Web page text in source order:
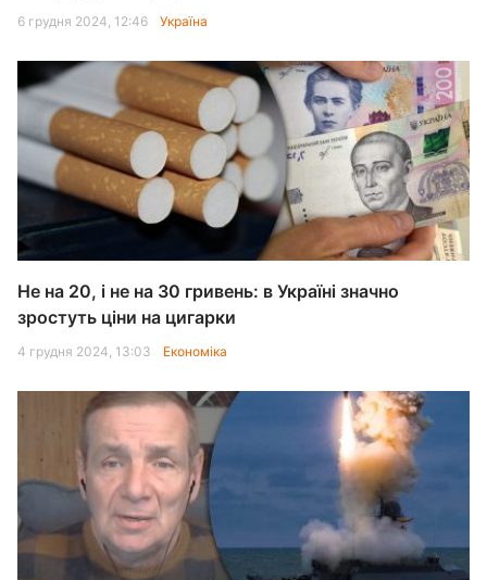
6 грудня 2024, 12:46 Україна
Не на 20, і не на 30 гривень: в Україні значно
зростуть ціни на цигарки
4 грудня 2024, 13:03 Економіка